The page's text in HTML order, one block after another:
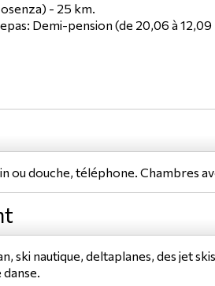
- 25 km.
Demi-pension (de 20,06 à
ou douche, téléphone. Chambres
ski nautique, deltaplanes, des jet